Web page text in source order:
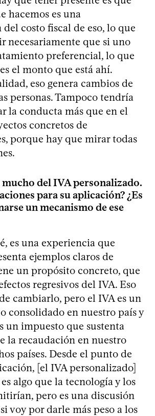
hacemos es una
costo fiscal de eso, lo que
necesariamente que si uno
preferencial, lo que
el monto que está ahí.
eso genera cambios de
personas. Tampoco tendría
la conducta más que en el
concretos de
porque hay que mirar todas
mucho del IVA personalizado.
para su aplicación? ¿Es
un mecanismo de ese
es una experiencia que
ejemplos claros de
un propósito concreto, que
regresivos del IVA. Eso
cambiarlo, pero el IVA es un
consolidado en nuestro país y
un impuesto que sustenta
la recaudación en nuestro
países. Desde el punto de
[el IVA personalizado]
algo que la tecnología y los
pero es una discusión
voy por darle más peso a los